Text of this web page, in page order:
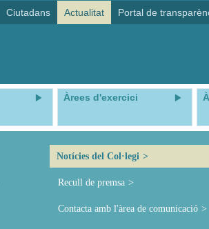
Ciutadans Actualitat Portal de
Àrees d'exercici
Notícies del Col·legi
Recull de premsa
Contacta amb l'àrea de comunicació